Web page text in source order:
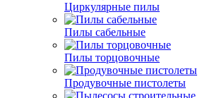
Циркулярные пилы
Пилы сабельные
Пилы торцовочные
Продувочные пистолеты